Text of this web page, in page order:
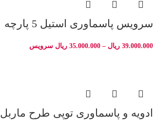
سرویس پاسماوری استیل 5 پارچه
39.000.000 ریال –
35.000.000 ریال سرویس
ادویه و پاسماوری توپی طرح ماربل